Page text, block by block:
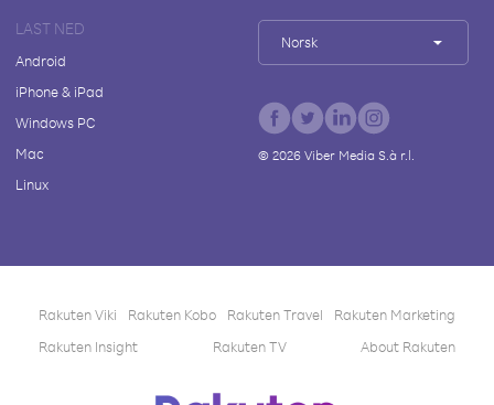
LAST NED
Android
iPhone & iPad
Windows PC
Mac
Linux
Norsk
© 2026Viber Media S.à r.l.
Rakuten Viki Rakuten Kobo Rakuten Travel
Rakuten Marketing
Rakuten Insight
Rakuten TV About Rakuten